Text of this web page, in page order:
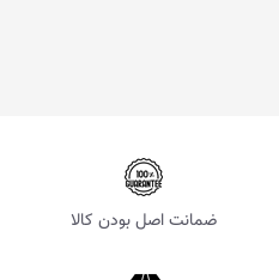
ضمانت اصل بودن کالا